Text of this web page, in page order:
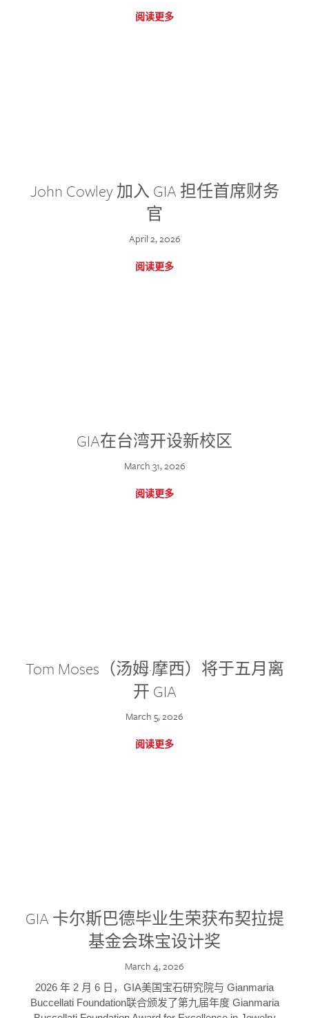
阅读更多
John Cowley 加入 GIA 担任首席财务
官
April 2, 2026
阅读更多
GIA在台湾开设新校区
March 31, 2026
阅读更多
Tom Moses（汤姆·摩西）将于五月离
开 GIA
March 5, 2026
阅读更多
GIA 卡尔斯巴德毕业生荣获布契拉提
基金会珠宝设计奖
March 4, 2026
2026 年 2 月 6 日，GIA美国宝石研究院与 Gianmaria
Buccellati Foundation联合颁发了第九届年度 Gianmaria